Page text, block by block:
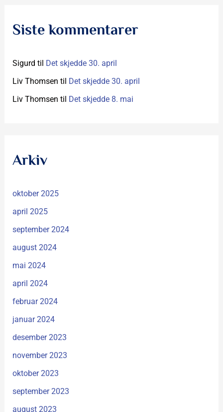
Siste kommentarer
Sigurd til Det skjedde 30. april
Liv Thomsen til Det skjedde 30. april
Liv Thomsen til Det skjedde 8. mai
Arkiv
oktober 2025
april 2025
september 2024
august 2024
mai 2024
april 2024
februar 2024
januar 2024
desember 2023
november 2023
oktober 2023
september 2023
august 2023